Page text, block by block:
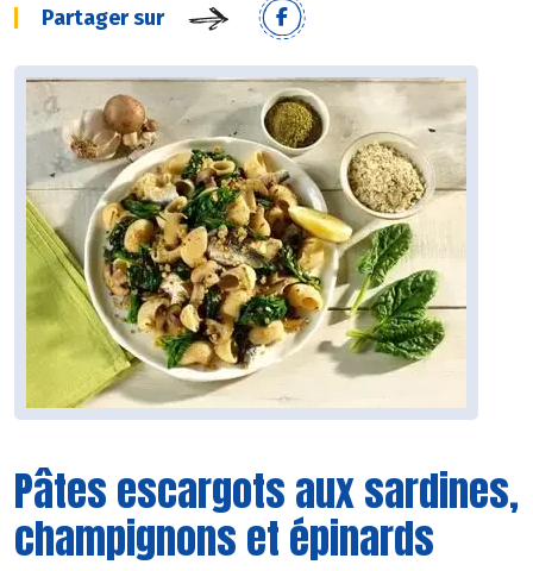
Partager sur
Pâtes escargots aux sardines,
champignons et épinards